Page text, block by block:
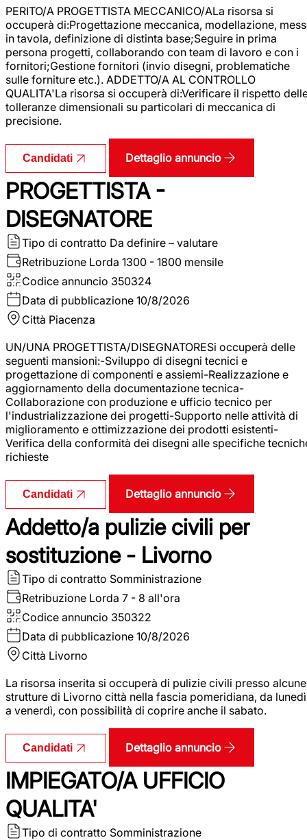
PERITO/A PROGETTISTA MECCANICO/ALa risorsa si
occuperà di:Progettazione meccanica, modellazione,
in tavola, definizione di distinta base;Seguire in prima
persona progetti, collaborando con team di lavoro e con i
fornitori;Gestione fornitori (invio disegni, problematiche
sulle forniture etc.). ADDETTO/A AL CONTROLLO
QUALITA'La risorsa si occuperà di:Verificare il rispetto
tolleranze dimensionali su particolari di meccanica di
precisione.
Candidati Dettaglio annuncio
PROGETTISTA -
DISEGNATORE
Tipo di contratto Da definire – valutare
Retribuzione Lorda 1300 - 1800 mensile
Codice annuncio 350324
Data di pubblicazione 10/8/2026
Città Piacenza
UN/UNA PROGETTISTA/DISEGNATORESi occuperà delle
seguenti mansioni:-Sviluppo di disegni tecnici e
progettazione di componenti e assiemi-Realizzazione e
aggiornamento della documentazione tecnica-
Collaborazione con produzione e ufficio tecnico per
l'industrializzazione dei progetti-Supporto nelle attività di
miglioramento e ottimizzazione dei prodotti esistenti-
Verifica della conformità dei disegni alle specifiche
richieste
Candidati Dettaglio annuncio
Addetto/a pulizie civili per
sostituzione - Livorno
Tipo di contratto Somministrazione
Retribuzione Lorda 7 - 8 all'ora
Codice annuncio 350322
Data di pubblicazione 10/8/2026
Città Livorno
La risorsa inserita si occuperà di pulizie civili presso alcune
strutture di Livorno città nella fascia pomeridiana, da lunedì
a venerdì, con possibilità di coprire anche il sabato.
Candidati Dettaglio annuncio
IMPIEGATO/A UFFICIO
QUALITA'
Tipo di contratto Somministrazione